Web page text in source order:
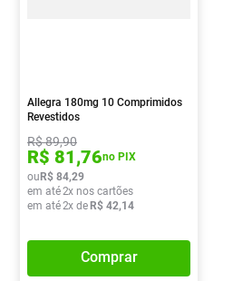
Allegra 180mg 10 Comprimidos
Revestidos
R$89,90
R$ 81,76no PIX
ouR$ 84,29
em até2x nos cartões
em até2x deR$ 42,14
Comprar